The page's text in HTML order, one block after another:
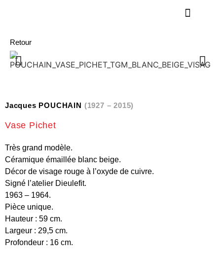
Retour
Jacques POUCHAIN (1927 – 2015)
Vase Pichet
Très grand modèle.
Céramique émaillée blanc beige.
Décor de visage rouge à l’oxyde de cuivre.
Signé l’atelier Dieulefit.
1963 – 1964.
Pièce unique.
Hauteur : 59 cm.
Largeur : 29,5 cm.
Profondeur : 16 cm.